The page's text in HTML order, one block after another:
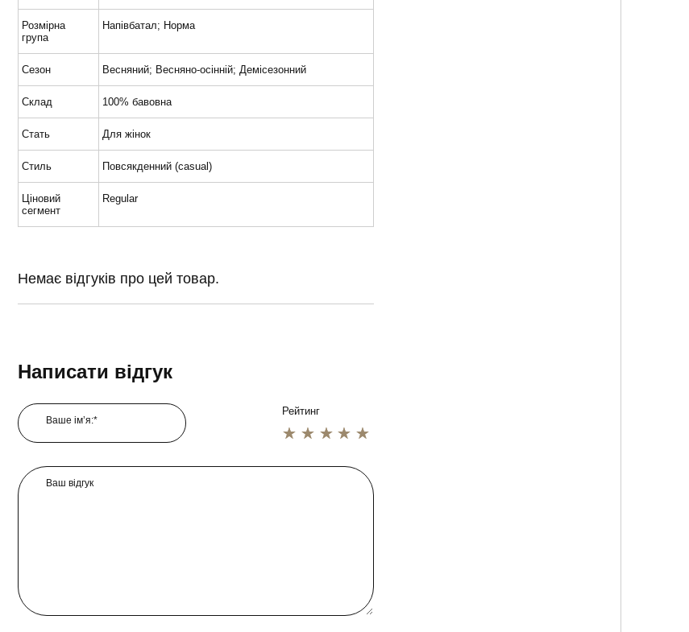
Розмірна
група
Напівбатал; Норма
Сезон Весняний; Весняно-осінній; Демісезонний
Склад 100% бавовна
Стать Для жінок
Стиль Повсякденний (casual)
Ціновий
сегмент
Regular
Немає відгуків про цей товар.
Написати відгук
Ваше ім’я:*
Рейтинг
1 star
2 star
3 star
4 star
5 star
Ваш відгук